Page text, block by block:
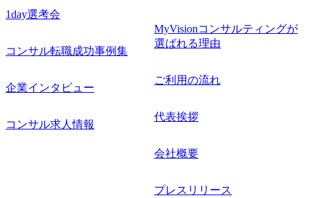
1day選考会
コンサル転職成功事例集
企業インタビュー
コンサル求人情報
MyVisionコンサルティングが
選ばれる理由
ご利用の流れ
代表挨拶
会社概要
プレスリリース